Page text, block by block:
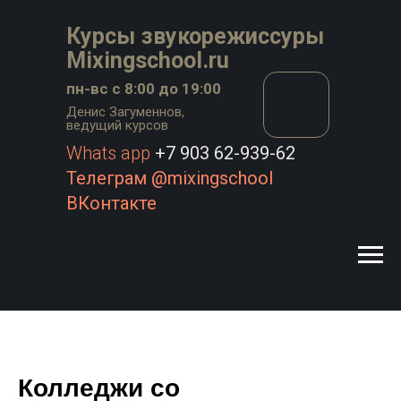
пн-вс с 8:00 до 19:00
Денис Загуменнов,
ведущий курсов
Курсы звукорежиссуры
Mixingschool.ru
Whats app +7 903 62-939-62
Телеграм @mixingschool
ВКонтакте
Колледжи со